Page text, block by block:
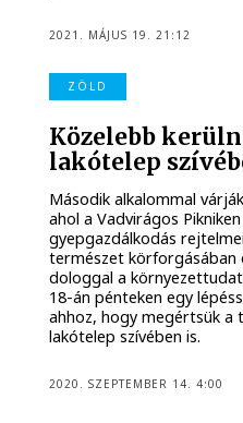
2021. MÁJUS 19. 21:12
ZÖLD
Közelebb
lakótelep
Második alkalommal
ahol a Vadvirágos
gyepgazdálkodás
természet körforgásában
dologgal a
18-án pénteken egy
ahhoz, hogy megértsük a
lakótelep szívében is.
2020. SZEPTEMBER 14. 4:00